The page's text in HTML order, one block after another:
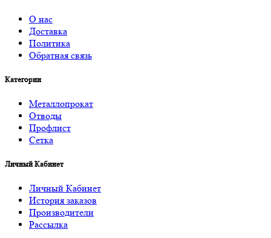
О нас
Доставка
Политика
Обратная связь
Категории
Металлопрокат
Отводы
Профлист
Сетка
Личный Кабинет
Личный Кабинет
История заказов
Производители
Рассылка